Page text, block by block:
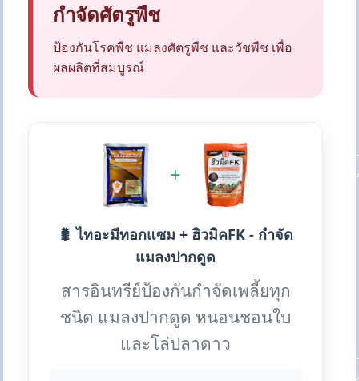
กำจัดศัตรูพืช
ป้องกันโรคพืช แมลงศัตรูพืช และวัชพืช เพื่อ
ผลผลิตที่สมบูรณ์
+
🐛 ไทอะมีทอกแซม + ฮิวมิคFK - กำจัด
แมลงปากดูด
สารอินทรีย์ป้องกันกำจัดเพลี้ยทุก
ชนิด แมลงปากดูด หนอนชอนใบ
และโล่ปลาดาว